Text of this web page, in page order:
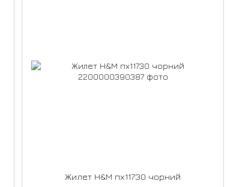
Жилет H&M пх11730 чорний